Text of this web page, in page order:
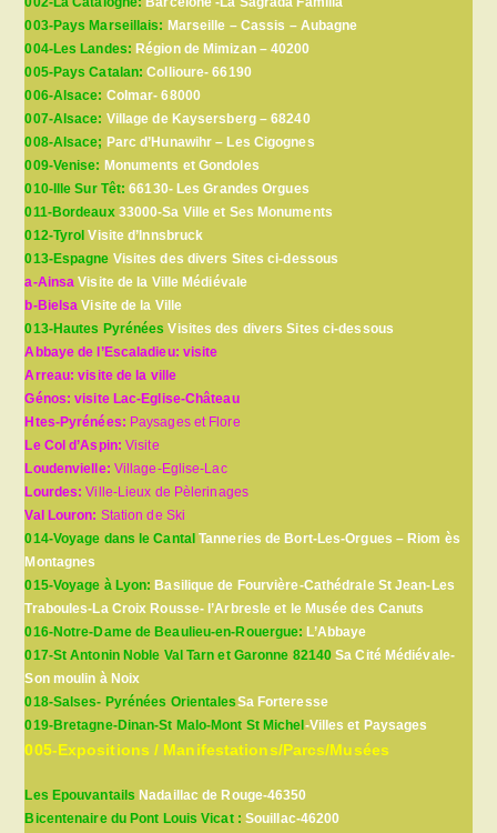
003-Pays Marseillais: Marseille – Cassis – Aubagne
004-Les Landes:Région de Mimizan – 40200
005-Pays Catalan:Collioure- 66190
006-Alsace: Colmar- 68000
007-Alsace: Village de Kaysersberg – 68240
008-Alsace; Parc d’Hunawihr – Les Cigognes
009-Venise: Monuments et Gondoles
010-Ille Sur Têt:66130- Les Grandes Orgues
011-Bordeaux33000-Sa Ville et Ses Monuments
012-Tyrol Visite d’Innsbruck
013-Espagne Visites des divers Sites ci-dessous
a-Ainsa Visite de la Ville Médiévale
b-Bielsa Visite de la Ville
013-Hautes Pyrénées Visites des divers Sites ci-dessous
Abbaye de l’Escaladieu: visite
Arreau: visite de la ville
Génos: visite Lac-Eglise-Château
Htes-Pyrénées: Paysages et Flore
Le Col d’Aspin:Visite
Loudenvielle: Village-Eglise-Lac
Lourdes:Ville-Lieux de Pèlerinages
Val Louron: Station de Ski
014-Voyage dans le CantalTanneries de Bort-Les-Orgues – Riom ès
Montagnes
015-Voyage à Lyon: Basilique de Fourvière-Cathédrale St Jean-Les
Traboules-La Croix Rousse- l’Arbresle et le Musée des Canuts
016-Notre-Dame de Beaulieu-en-Rouergue:L’Abbaye
017-St Antonin Noble Val Tarn et Garonne 82140 Sa Cité Médiévale-
Son moulin à Noix
018-Salses- Pyrénées OrientalesSa Forteresse
019-Bretagne-Dinan-St Malo-Mont St Michel-Villes et Paysages
005-Expositions / Manifestations/Parcs/Musées
Les Epouvantails Nadaillac de Rouge-46350
Bicentenaire du Pont Louis Vicat : Souillac-46200